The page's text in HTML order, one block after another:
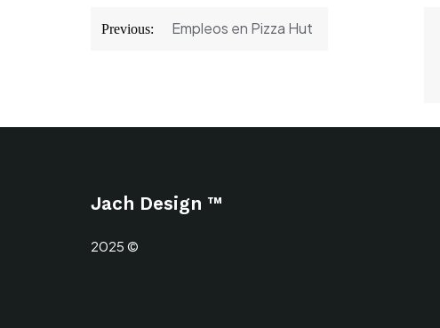
Navegación
Previous: Empleos en Pizza Hut
Jach Design ™
2025 ©